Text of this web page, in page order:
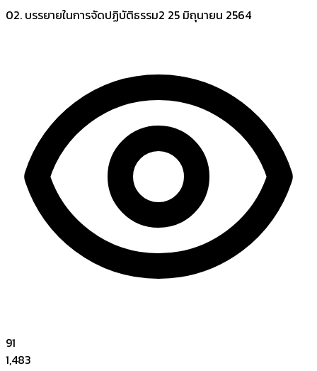
02. บรรยายในการจัดปฏิบัติธรรม2 25 มิถุนายน 2564
91
1,483